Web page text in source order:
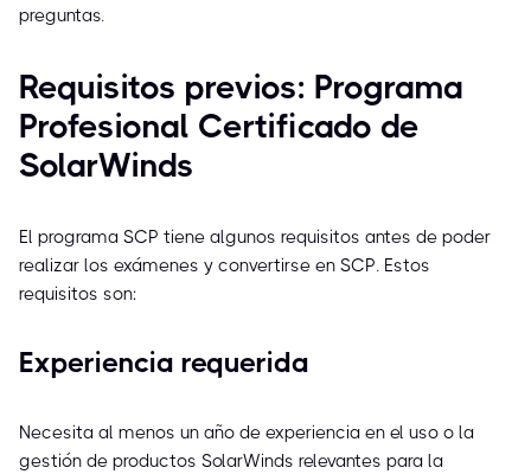
preguntas.
Requisitos previos: Programa
Profesional Certificado de
SolarWinds
El programa SCP tiene algunos requisitos antes de poder
realizar los exámenes y convertirse en SCP. Estos
requisitos son:
Experiencia requerida
Necesita al menos un año de experiencia en el uso o la
gestión de productos SolarWinds relevantes para la